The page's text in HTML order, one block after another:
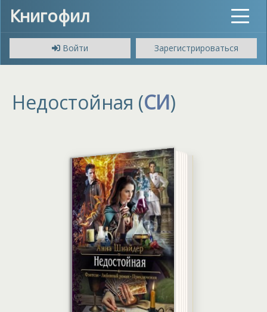
Книгофил
Toggle
Войти
Зарегистрироваться
Недостойная (СИ)